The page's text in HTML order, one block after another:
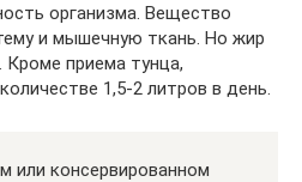
организма. Вещество
и мышечную ткань. Но жир
Кроме приема тунца,
1,5-2 литров в день.
или консервированном